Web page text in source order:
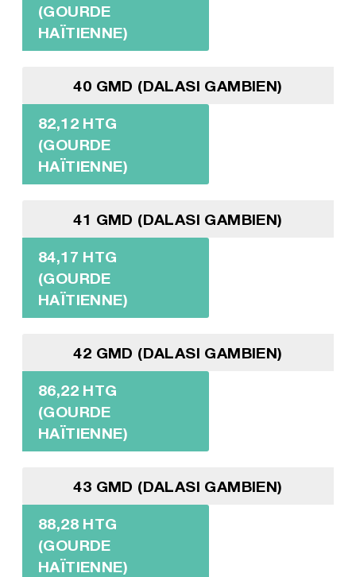
(GOURDE
HAÏTIENNE)
40 GMD (DALASI GAMBIEN)
82,12 HTG
(GOURDE
HAÏTIENNE)
41 GMD (DALASI GAMBIEN)
84,17 HTG
(GOURDE
HAÏTIENNE)
42 GMD (DALASI GAMBIEN)
86,22 HTG
(GOURDE
HAÏTIENNE)
43 GMD (DALASI GAMBIEN)
88,28 HTG
(GOURDE
HAÏTIENNE)